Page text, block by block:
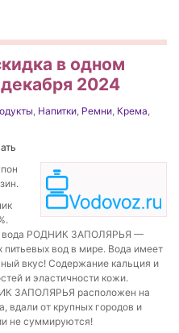
в одном
2024
, Напитки, Ремни, Крема,
вода РОДНИК ЗАПОЛЯРЬЯ —
питьевых вод в мире. Вода имеет
вкус! Содержание кальция и
и эластичности кожи.
ЗАПОЛЯРЬЯ расположен на
вдали от крупных городов и
не суммируются!